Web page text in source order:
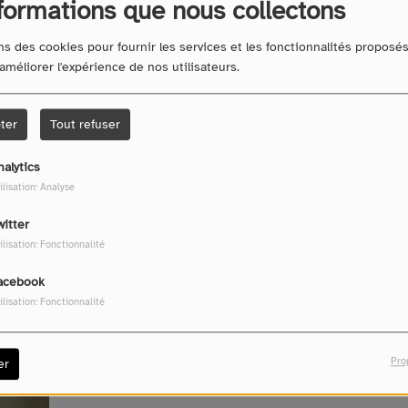
que nous collectons
des cookies pour fournir les services et les fonctionnalités
l'expérience de nos utilisateurs.
Tout refuser
Analyse
Fonctionnalité
Fonctionnalité